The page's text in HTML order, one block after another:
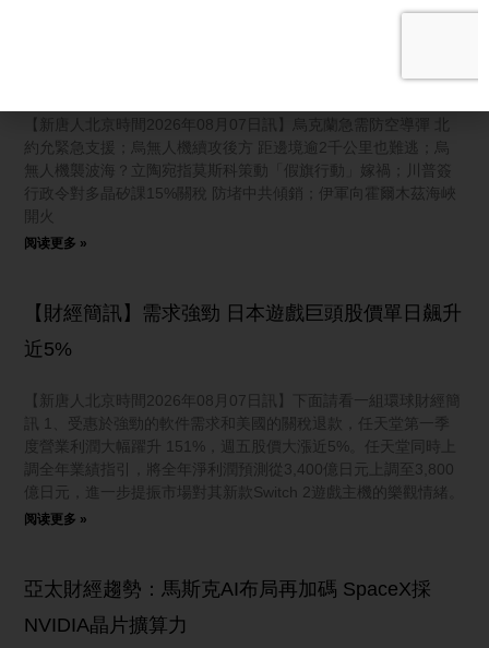
【國際新聞】烏克蘭急需防空導彈 北約允緊急支援
【新唐人北京時間2026年08月07日訊】烏克蘭急需防空導彈 北
約允緊急支援；烏無人機續攻後方 距邊境逾2千公里也難逃；烏
無人機襲波海？立陶宛指莫斯科策動「假旗行動」嫁禍；川普簽
行政令對多晶矽課15%關稅 防堵中共傾銷；伊軍向霍爾木茲海峽
開火
阅读更多 »
【財經簡訊】需求強勁 日本遊戲巨頭股價單日飆升
近5%
【新唐人北京時間2026年08月07日訊】下面請看一組環球財經簡
訊 1、受惠於強勁的軟件需求和美國的關稅退款，任天堂第一季
度營業利潤大幅躍升 151%，週五股價大漲近5%。任天堂同時上
調全年業績指引，將全年淨利潤預測從3,400億日元上調至3,800
億日元，進一步提振市場對其新款Switch 2遊戲主機的樂觀情緒。
阅读更多 »
亞太財經趨勢：馬斯克AI布局再加碼 SpaceX採
NVIDIA晶片擴算力